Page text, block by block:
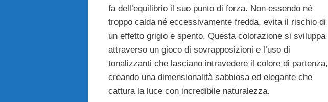
fa dell’equilibrio il suo punto di forza. Non essendo né
troppo calda né eccessivamente fredda, evita il rischio di
un effetto grigio e spento. Questa colorazione si sviluppa
attraverso un gioco di sovrapposizioni e l’uso di
tonalizzanti che lasciano intravedere il colore di partenza,
creando una dimensionalità sabbiosa ed elegante che
cattura la luce con incredibile naturalezza.